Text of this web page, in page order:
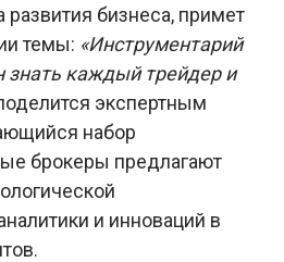
развития бизнеса, примет
темы: «Инструментарий
знать каждый трейдер и
экспертным
набор
брокеры предлагают
и инноваций в